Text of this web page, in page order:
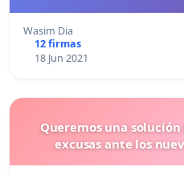
Wasim Dia
12 firmas
18 Jun 2021
Queremos una
excusas ante los